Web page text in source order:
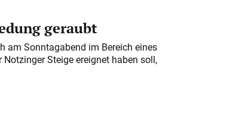
geraubt
am Sonntagabend im Bereich eines
Steige ereignet haben soll,